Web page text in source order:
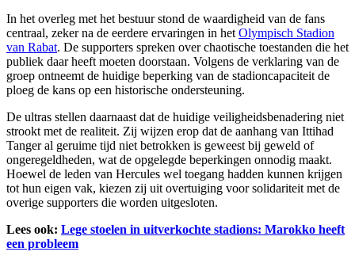
In het overleg met het bestuur stond de waardigheid van de fans
centraal, zeker na de eerdere ervaringen in het Olympisch Stadion
van Rabat. De supporters spreken over chaotische toestanden die het
publiek daar heeft moeten doorstaan. Volgens de verklaring van de
groep ontneemt de huidige beperking van de stadioncapaciteit de
ploeg de kans op een historische ondersteuning.
De ultras stellen daarnaast dat de huidige veiligheidsbenadering niet
strookt met de realiteit. Zij wijzen erop dat de aanhang van Ittihad
Tanger al geruime tijd niet betrokken is geweest bij geweld of
ongeregeldheden, wat de opgelegde beperkingen onnodig maakt.
Hoewel de leden van Hercules wel toegang hadden kunnen krijgen
tot hun eigen vak, kiezen zij uit overtuiging voor solidariteit met de
overige supporters die worden uitgesloten.
Lees ook: Lege stoelen in uitverkochte stadions: Marokko heeft
een probleem